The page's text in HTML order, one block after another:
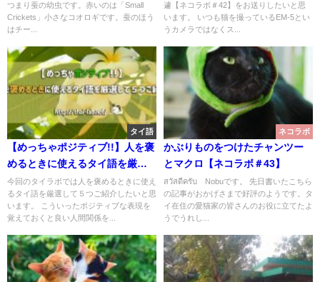
件について
つまり蚕の幼虫です。赤いのは「Small
Crickets」小さなコオロギです。蚕のほう
はチー...
遽【ネコラボ＃42】をお送りしたいと思
います。 いつも猫を撮っているEM-5とい
うカメラではなくス...
タイ語
【めっちゃポジティブ!!】人を褒
めるときに使えるタイ語を厳選
して５つご紹介！
今回のタイラボでは人を褒めるときに使え
るタイ語を厳選して５つご紹介したいと思
います。 こういったポジティブな表現を
覚えておくと良い人間関係を...
ネコラボ
かぶりものをつけたチャンツー
とマクロ【ネコラボ＃43】
สวัสดีครับ Nobuです。 先日書いたこちら
の記事がおかげさまで好評のようです。タ
イ在住の愛猫家の皆さんのお役に立てたよ
うでうれし...